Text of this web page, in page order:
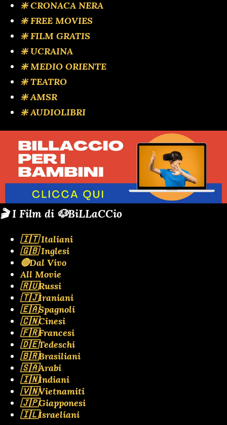
❇️ CRONACA NERA
❇️ FREE MOVIES
❇️ FILM GRATIS
❇️ UCRAINA
❇️ MEDIO ORIENTE
❇️ TEATRO
❇️ AMSR
❇️ AUDIOLIBRI
🎬 I Film di 🐶BiLLaCCio
🇮🇹 Italiani
🇬🇧 Inglesi
🔴Dal Vivo
All Movie
🇷🇺Russi
🇹🇯Iraniani
🇪🇦Spagnoli
🇨🇳Cinesi
🇫🇷Francesi
🇩🇪Tedeschi
🇧🇷Brasiliani
🇸🇦Arabi
🇮🇳Indiani
🇻🇳Vietnamiti
🇯🇵Giapponesi
🇮🇱Israeliani